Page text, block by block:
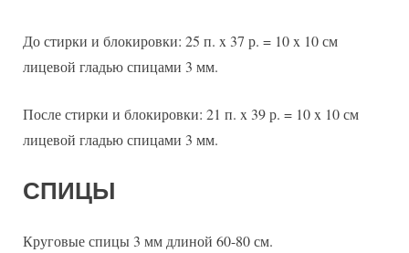
До стирки и блокировки: 25 п. x 37 р. = 10 x 10 см
лицевой гладью спицами 3 мм.
После стирки и блокировки: 21 п. x 39 р. = 10 x 10 см
лицевой гладью спицами 3 мм.
СПИЦЫ
Круговые спицы 3 мм длиной 60-80 см.